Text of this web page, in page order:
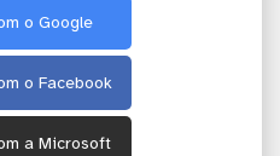
o Google
o Facebook
a Microsoft